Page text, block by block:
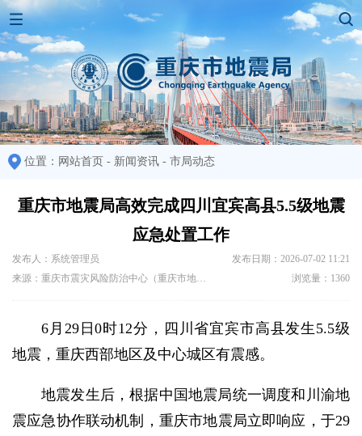
位置： 网站首页 - 新闻资讯 - 市局动态
重庆市地震局高效完成四川宜宾高县5.5级地震
应急处置工作
发布人：系统管理员
发布日期：2026-07-02 11:21
来源：重庆市震灾风险防治中心（重庆市地震工程研究所） 重庆市地震局信息中心（应急服务中心） 震害防御处（公共服务处） 重庆市地震局财务与资产管理中心（后勤服务中心） 巴南地震监测中心站
浏览量：1360
6月29日0时12分，四川省宜宾市高县发生5.5级
地震，重庆西部地区及中心城区有震感。
地震发生后，根据中国地震局统一调度和川渝地
震应急协作联动机制，重庆市地震局立即响应，于29